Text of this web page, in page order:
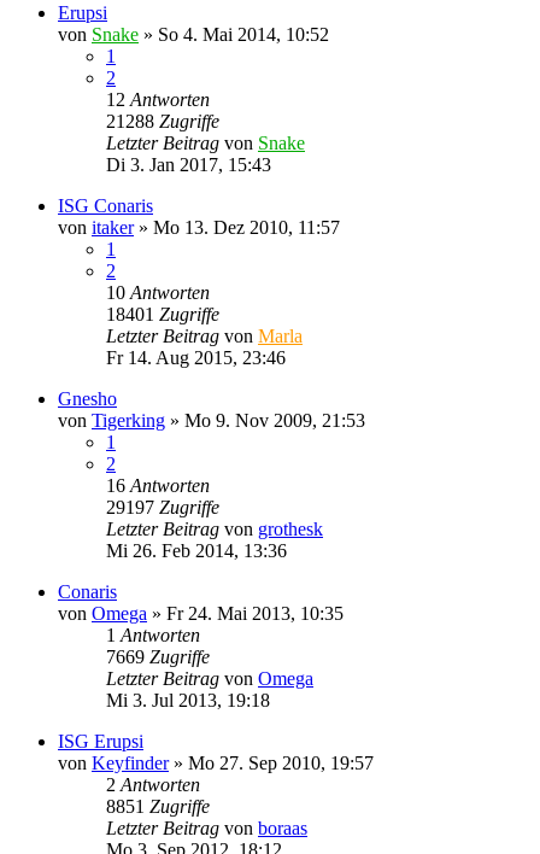
Erupsi
von Snake » So 4. Mai 2014, 10:52
1
2
12 Antworten
21288 Zugriffe
Letzter Beitrag von Snake
Di 3. Jan 2017, 15:43
ISG Conaris
von itaker» Mo 13. Dez 2010, 11:57
1
2
10 Antworten
18401 Zugriffe
Letzter Beitrag von Marla
Fr 14. Aug 2015, 23:46
Gnesho
von Tigerking » Mo 9. Nov 2009, 21:53
1
2
16 Antworten
29197 Zugriffe
Letzter Beitrag von grothesk
Mi 26. Feb 2014, 13:36
Conaris
von Omega » Fr 24. Mai 2013, 10:35
1 Antworten
7669 Zugriffe
Letzter Beitrag von Omega
Mi 3. Jul 2013, 19:18
ISG Erupsi
von Keyfinder» Mo 27. Sep 2010, 19:57
2 Antworten
8851 Zugriffe
Letzter Beitrag von boraas
Mo 3. Sep 2012, 18:12